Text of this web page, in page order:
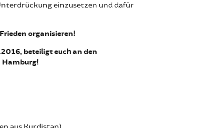
einzusetzen und dafür
organisieren!
beteiligt euch an den
Hamburg!